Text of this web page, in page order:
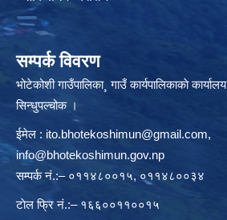
सम्पर्क विवरण
भोटेकोशी गाउँपालिका¸ गाउँ कार्यपालिकाकाे
सिन्धुपल्चोक ।
ईमेल : ito.bhotekoshimun@gmail.com,
info@bhotekoshimun.gov.np
सम्पर्क नं.:– ०११४८००१५, ०११४८००३४
टाेल फ्रि नं.:– १६६००११००१५